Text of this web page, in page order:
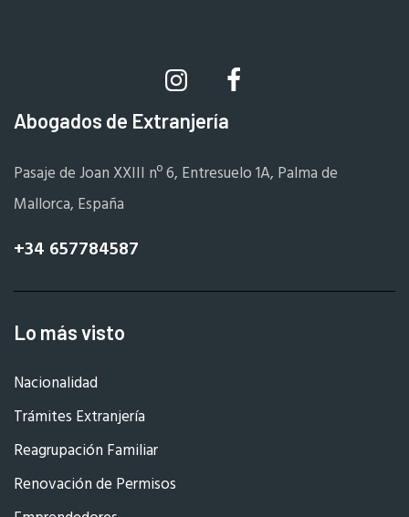
Abogados de Extranjería
Pasaje de Joan XXIII nº 6, Entresuelo 1A, Palma de
Mallorca, España
+34 657784587
Lo más visto
Nacionalidad
Trámites Extranjería
Reagrupación Familiar
Renovación de Permisos